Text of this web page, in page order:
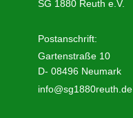
SG 1880 Reuth e.V.
Postanschrift:
Gartenstraße 10
D- 08496 Neumark
info@sg1880reuth.de